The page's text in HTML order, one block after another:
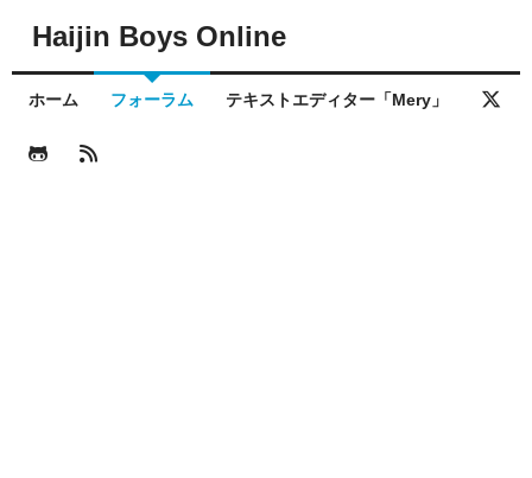
Haijin Boys Online
ホーム フォーラム テキストエディター「Mery」